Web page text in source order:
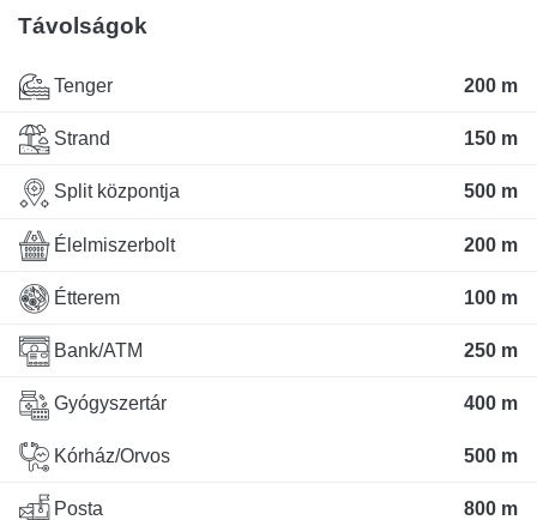
Távolságok
Tenger 200 m
Strand 150 m
Split központja 500 m
Élelmiszerbolt 200 m
Étterem 100 m
Bank/ATM 250 m
Gyógyszertár 400 m
Kórház/Orvos 500 m
Posta 800 m